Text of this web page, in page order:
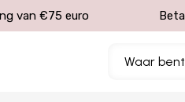
van €75 euro